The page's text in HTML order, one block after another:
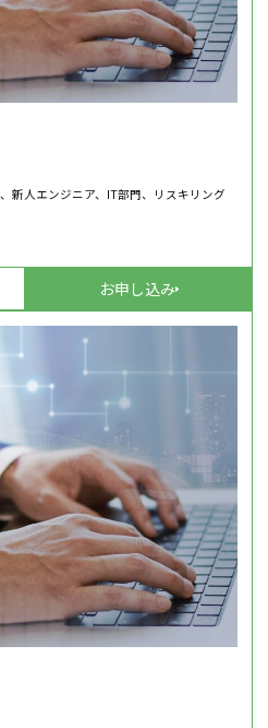
新人エンジニア、IT部門、リスキリング
お申し込み